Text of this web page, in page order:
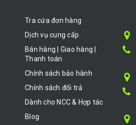
Tra cứa đơn hàng
Dịch vụ cung cấp
Bán hàng | Giao hàng |
Thanh toán
Chính sách bảo hành
Chính sách đổi trả
Dành cho NCC & Hợp tác
Blog